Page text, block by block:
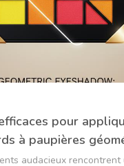
pour
à paupières
audacieux rencontrent